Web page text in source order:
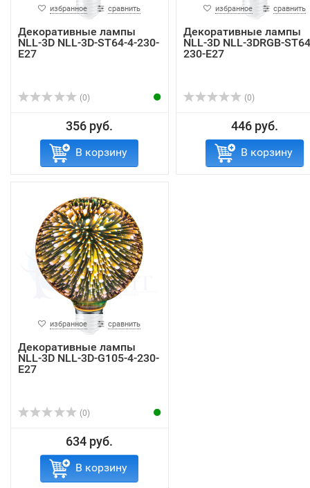
избранное сравнить
Декоративные лампы
NLL-3D NLL-3D-ST64-4-230-
E27
(0)
356 руб.
В корзину
избранное сравнить
Декоративные лампы
NLL-3D NLL-3DRGB-
230-E27
(0)
446 руб.
В корзину
избранное сравнить
Декоративные лампы
NLL-3D NLL-3D-G105-4-230-
E27
(0)
634 руб.
В корзину